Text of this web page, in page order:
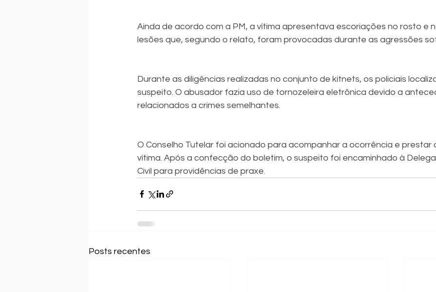
Ainda de acordo com a PM, a vítima apresentava escoriações no rosto e
lesões que, segundo o relato, foram provocadas durante as agressões
Durante as diligências realizadas no conjunto de kitnets, os policiais
suspeito. O abusador fazia uso de tornozeleira eletrônica devido a
relacionados a crimes semelhantes.
O Conselho Tutelar foi acionado para acompanhar a ocorrência e prestar
vítima. Após a confecção do boletim, o suspeito foi encaminhado à
Civil para providências de praxe.
Posts recentes